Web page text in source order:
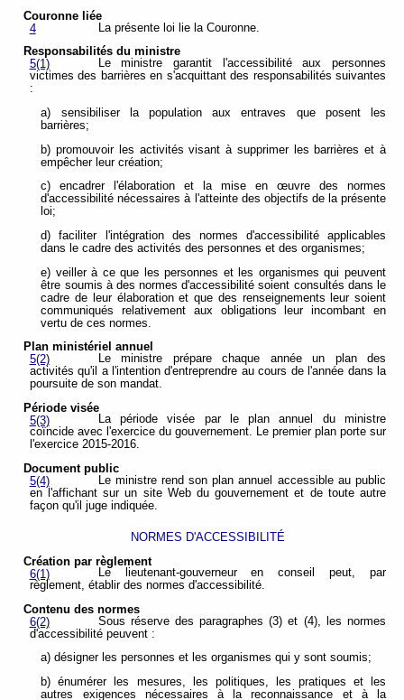
Couronne liée
4
La présente loi lie la Couronne.
Responsabilités du ministre
5(1)
Le ministre garantit l'accessibilité aux personnes
victimes des barrières en s'acquittant des responsabilités suivantes
:
a) sensibiliser la population aux entraves que posent les
barrières;
b) promouvoir les activités visant à supprimer les barrières et à
empêcher leur création;
c) encadrer l'élaboration et la mise en œuvre des normes
d'accessibilité nécessaires à l'atteinte des objectifs de la présente
loi;
d) faciliter l'intégration des normes d'accessibilité applicables
dans le cadre des activités des personnes et des organismes;
e) veiller à ce que les personnes et les organismes qui peuvent
être soumis à des normes d'accessibilité soient consultés dans le
cadre de leur élaboration et que des renseignements leur soient
communiqués relativement aux obligations leur incombant en
vertu de ces normes.
Plan ministériel annuel
5(2)
Le ministre prépare chaque année un plan des
activités qu'il a l'intention d'entreprendre au cours de l'année dans la
poursuite de son mandat.
Période visée
5(3)
La période visée par le plan annuel du ministre
coïncide avec l'exercice du gouvernement. Le premier plan porte sur
l'exercice 2015-2016.
Document public
5(4)
Le ministre rend son plan annuel accessible au public
en l'affichant sur un site Web du gouvernement et de toute autre
façon qu'il juge indiquée.
NORMES D'ACCESSIBILITÉ
Création par règlement
6(1)
Le lieutenant-gouverneur en conseil peut, par
règlement, établir des normes d'accessibilité.
Contenu des normes
6(2)
Sous réserve des paragraphes (3) et (4), les normes
d'accessibilité peuvent :
a) désigner les personnes et les organismes qui y sont soumis;
b) énumérer les mesures, les politiques, les pratiques et les
autres exigences nécessaires à la reconnaissance et à la